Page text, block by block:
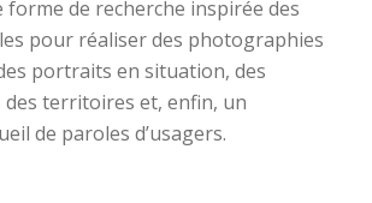
de recherche inspirée des
pour réaliser des photographies
portraits en situation, des
territoires et, enfin, un
de paroles d’usagers.